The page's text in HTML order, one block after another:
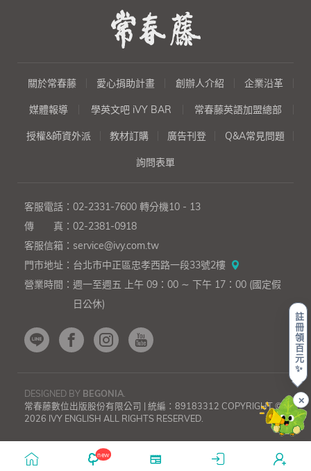
註
冊
領
百
元
✨
✕
new
上一則
──
下一則
節
力、口說」學習方式，翻開這本
書，不只心情變美麗，英文也進
步了～
關於常春藤 愛心捐助計畫 創辦人介紹 企業沿革
媒體報導 學英文吧 iVY BAR 常春藤英語加盟總部
授權&師資外派 教材訂購 廣告刊登 Q&A常見問題
詢問表單
客服電話： 02-2331-7600 轉分機10 - 13
傳 真： 02-2381-0918
客服信箱： service@ivy.com.tw
門市地址： 台北市中正區忠孝西路一段33號2樓
營業時間： 週一至週五 上午 09：00 ∼ 下午 17：00 (國定假
日公休)
DESIGNED BY BEGONIA
常春藤數位出版股份有限公司 | 統編：89183312 COPYRIGHT ©
2026 IVY ENGLISH ALL RIGHTS RESERVED.